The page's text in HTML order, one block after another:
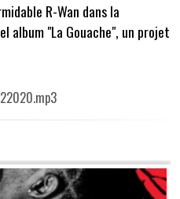
R-Wan dans la
album "La Gouache", un projet